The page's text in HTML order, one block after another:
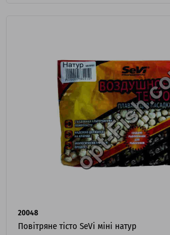
20048
Повітряне тісто SeVi міні натур